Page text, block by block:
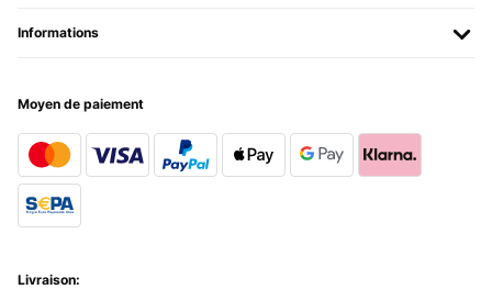
Reißverschlüssen und super angenehm.
Traduire
AVIS VÉRIFIÉ
25/11/2024
Ich bin sehr zufrieden von meine Auswahl, gut verpackt und schnell
Amazon-Benutzer
Informations
Moyen de paiement
Livraison: